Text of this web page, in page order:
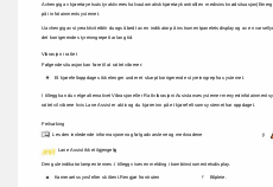
I tillegg kan du velge alternativet Vibrasjon eller Rattvibrasjon i Assistansesystemer-menyen i
Lane Assist ikke tilgjengelig
ÿ
det korrigerende styreinngrepet tar lang tid.
Les den innledende informasjonen og følg advarslene og merknadene
Kameraets synsfelt er skittent. Rengjør frontruten
Et kjørefelt oppdages ikke lenger under et skarpt korrigerende styreinngrep fra systemet.
Uavhengig av styreaktivitet blir du også bedt av en indikator på instrumentpanelets display og av en
Feilsøking
Bilpleie.
Følgende situasjon kan føre til at rattet vibrerer:
på i infotainmentsystemet.
rattet vil vibrere hvis Lane Assist er aktiv og du kjører inn på et kjørefelt som systemet har oppdaget.
Den gule indikatorlampen tennes. I tillegg vises en melding i kombiinstrumentets display.
Vibrasjon i rattet
ÿ
Avhengig av kjøretøyets utstyr aktiveres halvautomatisk kjøretøykontroll i en medisinsk nødsituasjon